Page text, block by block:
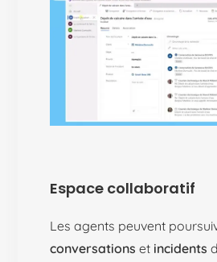
Espace collaboratif
Les agents peuvent
conversations et incidents